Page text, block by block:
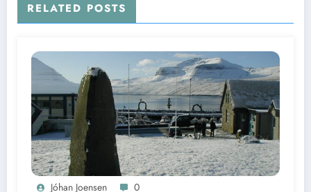
RELATED POSTS
Jóhan Joensen 0